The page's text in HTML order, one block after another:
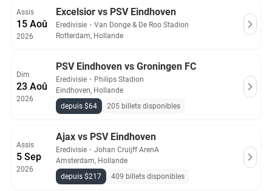
Assis
15 Aoû
2026
Excelsior vs PSV Eindhoven
Eredivisie ・ Van Donge & De Roo Stadion
Rotterdam, Hollande
Dim
23 Aoû
2026
PSV Eindhoven vs Groningen FC
Eredivisie ・ Philips Stadion
Eindhoven, Hollande
depuis $64
205 billets disponibles
Assis
5 Sep
2026
Ajax vs PSV Eindhoven
Eredivisie ・ Johan Cruijff ArenA
Amsterdam, Hollande
depuis $217
409 billets disponibles